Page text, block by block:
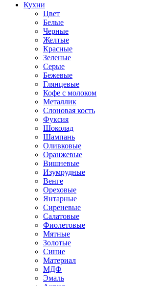
Кухни
Цвет
Белые
Черные
Желтые
Красные
Зеленые
Серые
Бежевые
Глянцевые
Кофе с молоком
Металлик
Слоновая кость
Фуксия
Шоколад
Шампань
Оливковые
Оранжевые
Вишневые
Изумрудные
Венге
Ореховые
Янтарные
Сиреневые
Салатовые
Фиолетовые
Мятные
Золотые
Синие
Материал
МДФ
Эмаль